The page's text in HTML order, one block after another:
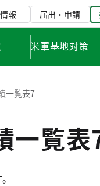
報 届出・申請
米軍基地対策
一覧表7
一覧表